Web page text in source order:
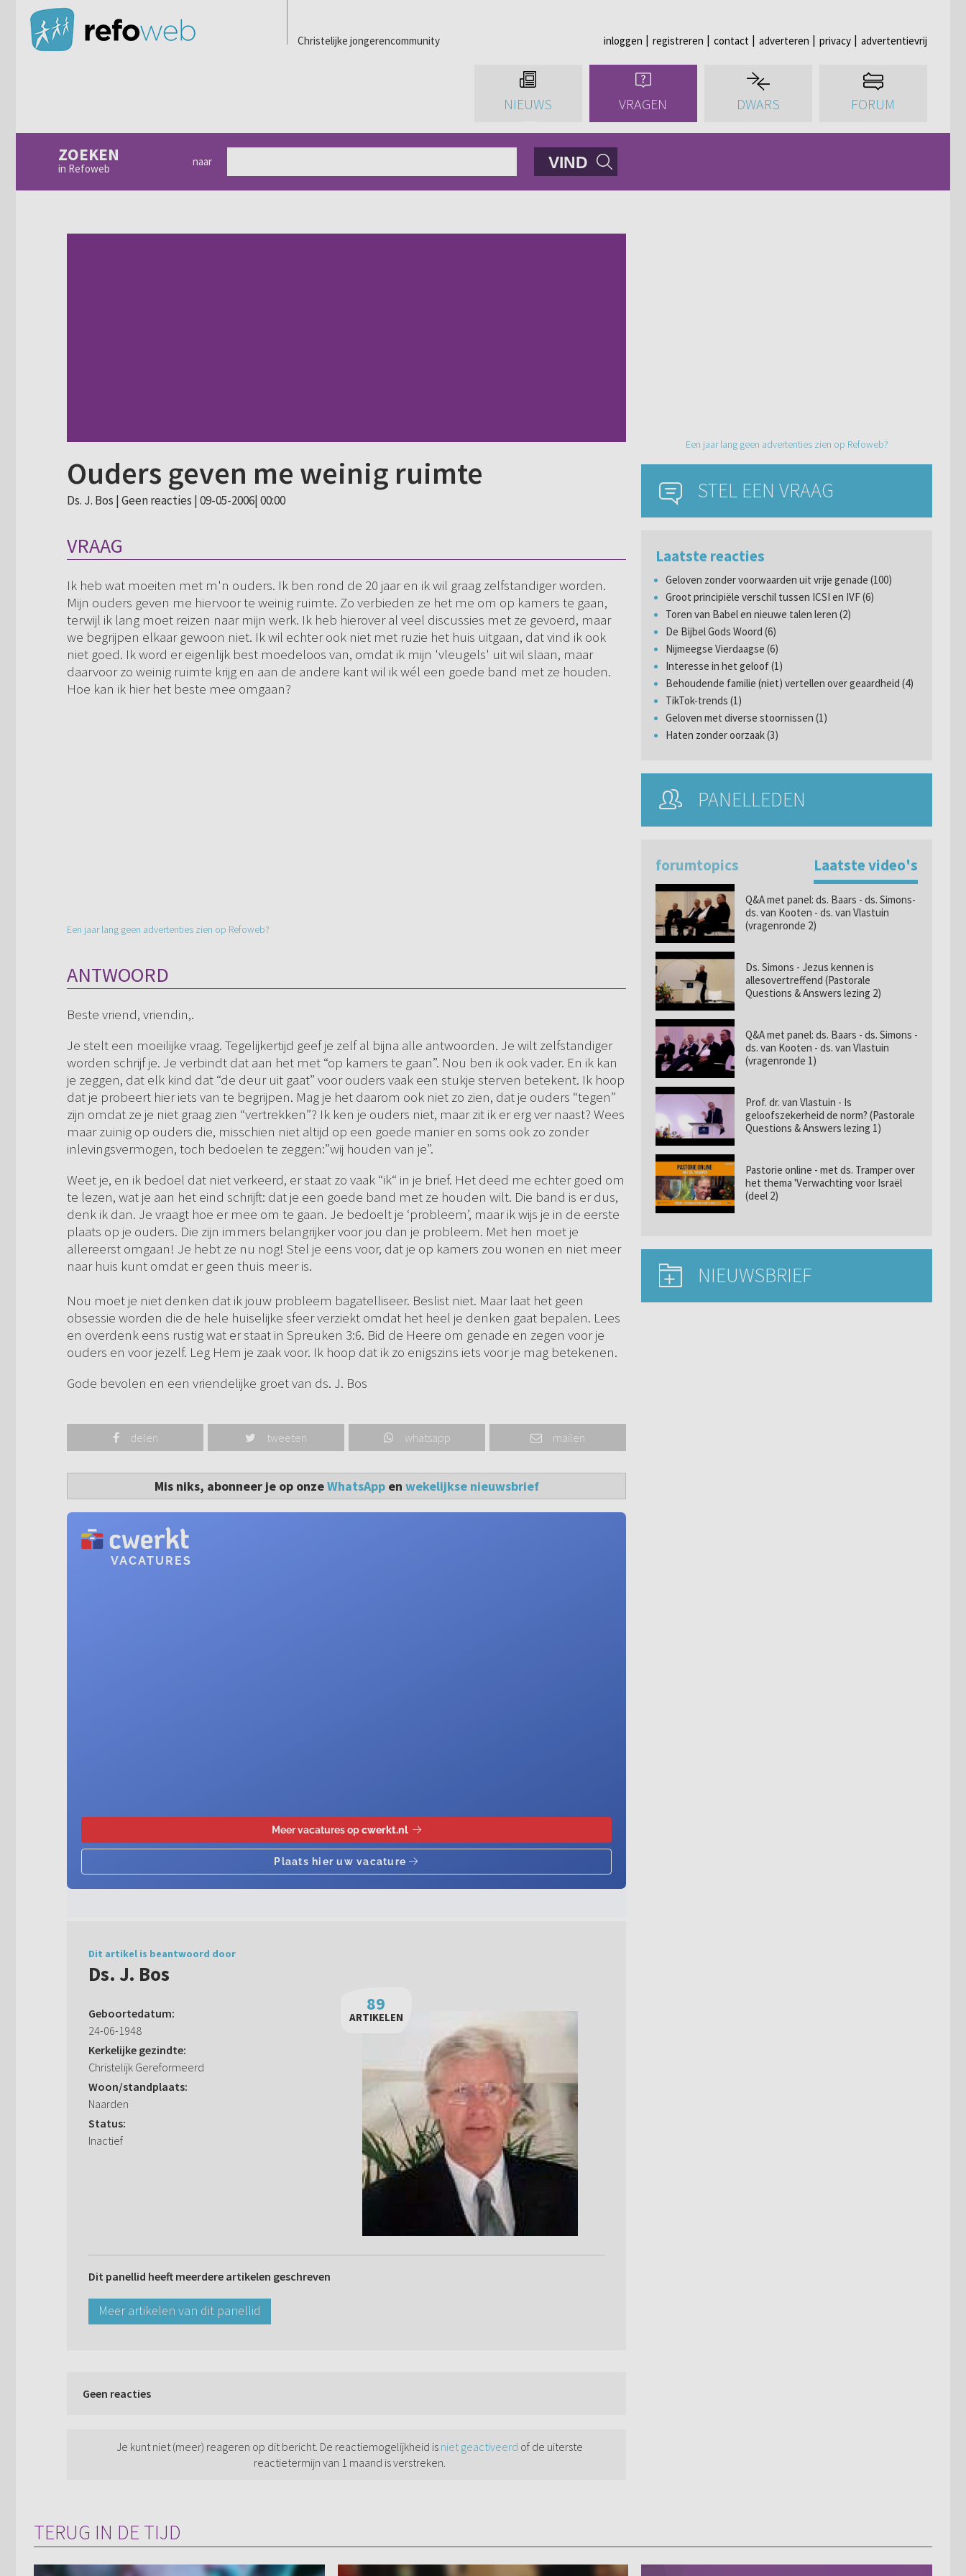
Christelijke jongerencommunity inloggen registreren contact adverteren privacy advertentievrij
NIEUWS VRAGEN DWARS FORUM
ZOEKEN
in Refoweb
naar VIND
Ouders geven me weinig ruimte
Ds. J. Bos | Geen reacties | 09-05-2006| 00:00
VRAAG
Ik heb wat moeiten met m'n ouders. Ik ben rond de 20 jaar en ik wil graag zelfstandiger worden.
Mijn ouders geven me hiervoor te weinig ruimte. Zo verbieden ze het me om op kamers te gaan,
terwijl ik lang moet reizen naar mijn werk. Ik heb hierover al veel discussies met ze gevoerd, maar
we begrijpen elkaar gewoon niet. Ik wil echter ook niet met ruzie het huis uitgaan, dat vind ik ook
niet goed. Ik word er eigenlijk best moedeloos van, omdat ik mijn 'vleugels' uit wil slaan, maar
daarvoor zo weinig ruimte krijg en aan de andere kant wil ik wél een goede band met ze houden.
Hoe kan ik hier het beste mee omgaan?
Een jaar lang geen advertenties zien op Refoweb?
ANTWOORD
Beste vriend, vriendin,.
Je stelt een moeilijke vraag. Tegelijkertijd geef je zelf al bijna alle antwoorden. Je wilt zelfstandiger
worden schrijf je. Je verbindt dat aan het met “op kamers te gaan”. Nou ben ik ook vader. En ik kan
je zeggen, dat elk kind dat “de deur uit gaat” voor ouders vaak een stukje sterven betekent. Ik hoop
dat je probeert hier iets van te begrijpen. Mag je het daarom ook niet zo zien, dat je ouders “tegen”
zijn omdat ze je niet graag zien “vertrekken”? Ik ken je ouders niet, maar zit ik er erg ver naast? Wees
maar zuinig op ouders die, misschien niet altijd op een goede manier en soms ook zo zonder
inlevingsvermogen, toch bedoelen te zeggen:”wij houden van je”.
Weet je, en ik bedoel dat niet verkeerd, er staat zo vaak “ik“ in je brief. Het deed me echter goed om
te lezen, wat je aan het eind schrijft: dat je een goede band met ze houden wilt. Die band is er dus,
denk ik dan. Je vraagt hoe er mee om te gaan. Je bedoelt je ‘probleem’, maar ik wijs je in de eerste
plaats op je ouders. Die zijn immers belangrijker voor jou dan je probleem. Met hen moet je
allereerst omgaan! Je hebt ze nu nog! Stel je eens voor, dat je op kamers zou wonen en niet meer
naar huis kunt omdat er geen thuis meer is.
Nou moet je niet denken dat ik jouw probleem bagatelliseer. Beslist niet. Maar laat het geen
obsessie worden die de hele huiselijke sfeer verziekt omdat het heel je denken gaat bepalen. Lees
en overdenk eens rustig wat er staat in Spreuken 3:6. Bid de Heere om genade en zegen voor je
ouders en voor jezelf. Leg Hem je zaak voor. Ik hoop dat ik zo enigszins iets voor je mag betekenen.
Gode bevolen en een vriendelijke groet van ds. J. Bos
delen tweeten whatsapp mailen
Mis niks, abonneer je op onzeWhatsAppen wekelijkse nieuwsbrief
Dit artikel is beantwoord door
Ds. J. Bos
Geboortedatum:
24-06-1948
Kerkelijke gezindte:
Christelijk Gereformeerd
Woon/standplaats:
Naarden
Status:
Inactief
89
ARTIKELEN
Dit panellid heeft meerdere artikelen geschreven
Meer artikelen van dit panellid
Geen reacties
Je kunt niet (meer) reageren op dit bericht. De reactiemogelijkheid is niet geactiveerd of de uiterste
reactietermijn van 1 maand is verstreken.
Een jaar lang geen advertenties zien op Refoweb?
STEL EEN VRAAG
Laatste reacties
Geloven zonder voorwaarden uit vrije genade (100)
Groot principiële verschil tussen ICSI en IVF (6)
Toren van Babel en nieuwe talen leren (2)
De Bijbel Gods Woord (6)
Nijmeegse Vierdaagse (6)
Interesse in het geloof (1)
Behoudende familie (niet) vertellen over geaardheid (4)
TikTok-trends (1)
Geloven met diverse stoornissen (1)
Haten zonder oorzaak (3)
PANELLEDEN
forumtopics Laatste video's
Q&A met panel: ds. Baars - ds. Simons-
ds. van Kooten - ds. van Vlastuin
(vragenronde 2)
Ds. Simons - Jezus kennen is
allesovertreffend (Pastorale
Questions & Answers lezing 2)
Q&A met panel: ds. Baars - ds. Simons -
ds. van Kooten - ds. van Vlastuin
(vragenronde 1)
Prof. dr. van Vlastuin - Is
geloofszekerheid de norm? (Pastorale
Questions & Answers lezing 1)
Pastorie online - met ds. Tramper over
het thema 'Verwachting voor Israël
(deel 2)
NIEUWSBRIEF
TERUG IN DE TIJD